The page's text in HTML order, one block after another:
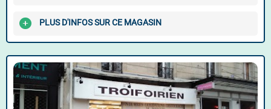
PLUS D'INFOS SUR CE MAGASIN